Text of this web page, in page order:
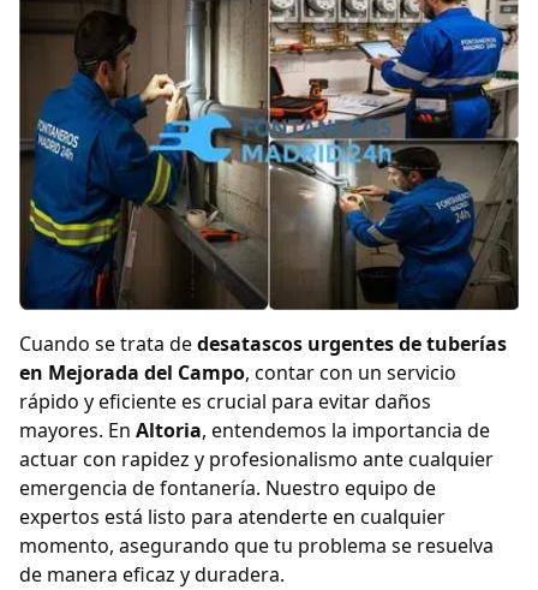
Cuando se trata dedesatascos urgentes de tuberías
en Mejorada del Campo, contar con un servicio
rápido y eficiente es crucial para evitar daños
mayores. En Altoria, entendemos la importancia de
actuar con rapidez y profesionalismo ante cualquier
emergencia de fontanería. Nuestro equipo de
expertos está listo para atenderte en cualquier
momento, asegurando que tu problema se resuelva
de manera eficaz y duradera.